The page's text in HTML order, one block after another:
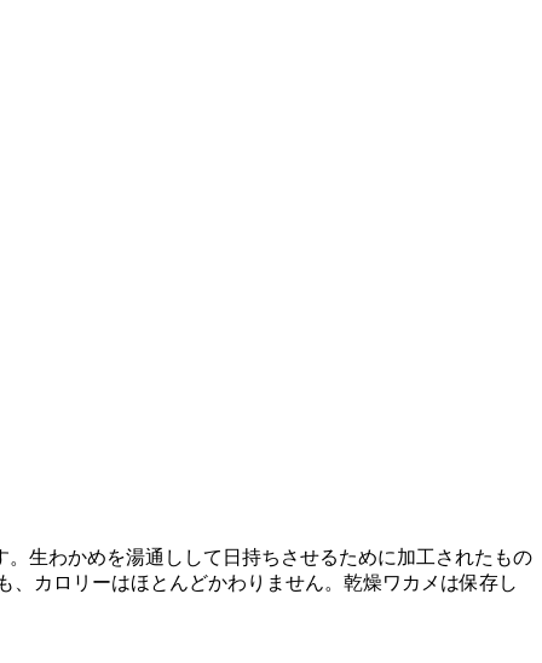
生わかめを湯通しして日持ちさせるために加工されたもの
カロリーはほとんどかわりません。乾燥ワカメは保存し